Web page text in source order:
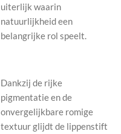
uiterlijk waarin
natuurlijkheid een
belangrijke rol speelt.
Dankzij de rijke
pigmentatie en de
onvergelijkbare romige
textuur glijdt de lippenstift